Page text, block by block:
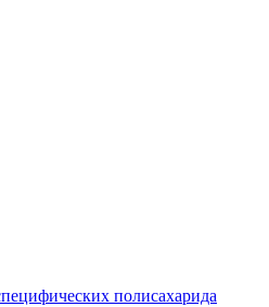
полисахарида